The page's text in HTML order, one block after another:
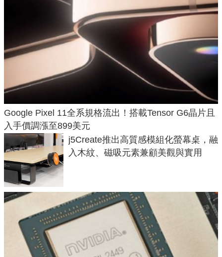
Google Pixel 11全系規格流出！搭載Tensor G6晶片且
入手價調漲至899美元
j5Create推出高質感模組化螢幕桌，融
入木紋、磁吸元素兼顧美觀與實用